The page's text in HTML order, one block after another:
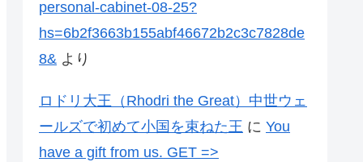
personal-cabinet-08-25?
hs=6b2f3663b155abf46672b2c3c7828de
8& より
ロドリ大王（Rhodri the Great）中世ウェ
ールズで初めて小国を束ねた王 に You
have a gift from us. GЕТ =>